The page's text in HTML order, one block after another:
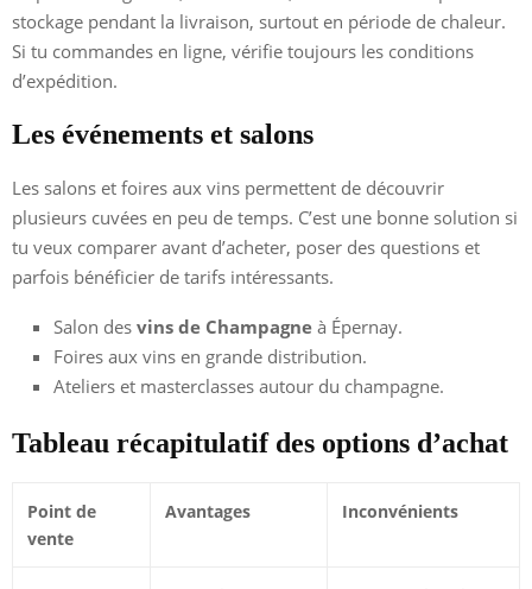
stockage pendant la livraison, surtout en période de chaleur.
Si tu commandes en ligne, vérifie toujours les conditions
d’expédition.
Les événements et salons
Les salons et foires aux vins permettent de découvrir
plusieurs cuvées en peu de temps. C’est une bonne solution si
tu veux comparer avant d’acheter, poser des questions et
parfois bénéficier de tarifs intéressants.
Salon des vins de Champagne à Épernay.
Foires aux vins en grande distribution.
Ateliers et masterclasses autour du champagne.
Tableau récapitulatif des options d’achat
Point de
vente
Avantages Inconvénients